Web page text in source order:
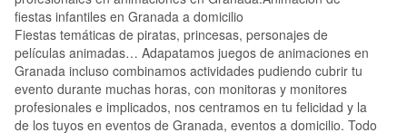
fiestas infantiles en Granada a domicilio
Fiestas temáticas de piratas, princesas, personajes de
películas animadas… Adapatamos juegos de animaciones en
Granada incluso combinamos actividades pudiendo cubrir tu
evento durante muchas horas, con monitoras y monitores
profesionales e implicados, nos centramos en tu felicidad y la
de los tuyos en eventos de Granada, eventos a domicilio. Todo